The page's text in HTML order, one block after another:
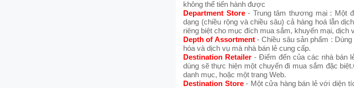
không thể tiến hành được
Department Store- Trung tâm thương mại : Một
dạng (chiều rộng và chiều sâu) cả hàng hoá lẫn
riêng biệt cho mục đích mua sắm, khuyến mại, dịch
Depth of Assortment- Chiều sâu sản phẩm :
hóa và dịch vụ mà nhà bán lẻ cung cấp.
Destination Retailer - Điểm đến của các nhà bán
dùng sẽ thực hiện một chuyến đi mua sắm đặc
danh mục, hoặc một trang Web.
Destination Store- Một cửa hàng bán lẻ với diện